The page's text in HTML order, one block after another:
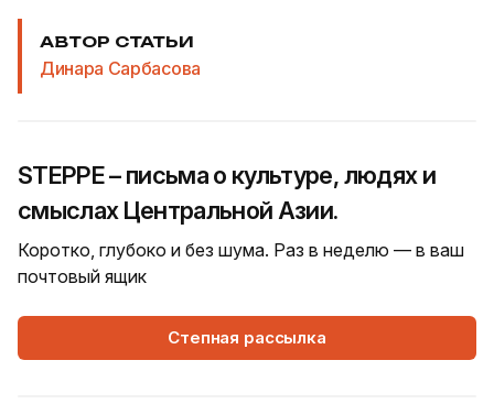
АВТОР СТАТЬИ
Динара Сарбасова
STEPPE – письма о культуре, людях и
смыслах Центральной Азии.
Коротко, глубоко и без шума. Раз в неделю — в ваш
почтовый ящик
Степная рассылка